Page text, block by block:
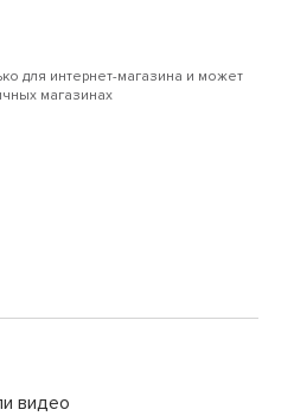
для интернет-магазина и может
магазинах
видео